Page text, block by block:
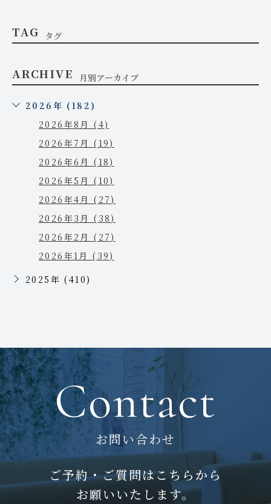
TAG タグ
ARCHIVE 月別アーカイブ
2026年 (182)
2026年8月 (4)
2026年7月 (19)
2026年6月 (18)
2026年5月 (10)
2026年4月 (27)
2026年3月 (38)
2026年2月 (27)
2026年1月 (39)
2025年 (410)
Contact
お問い合わせ
ご予約・ご質問はこちらから
お願いいたします。